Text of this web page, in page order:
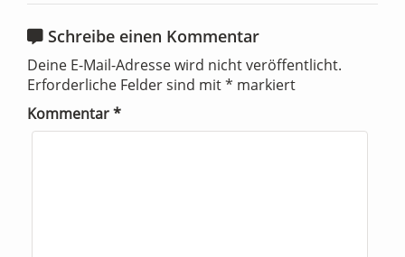
Schreibe einen Kommentar
Deine E-Mail-Adresse wird nicht veröffentlicht.
Erforderliche Felder sind mit* markiert
Kommentar*